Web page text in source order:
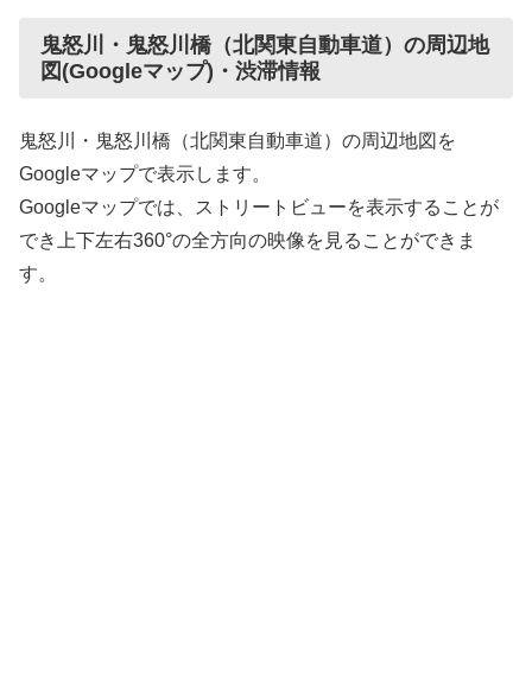
鬼怒川・鬼怒川橋（北関東自動車道）の周辺地
図(Googleマップ)・渋滞情報
鬼怒川・鬼怒川橋（北関東自動車道）の周辺地図を
Googleマップで表示します。
Googleマップでは、ストリートビューを表示することが
でき上下左右360°の全方向の映像を見ることができま
す。